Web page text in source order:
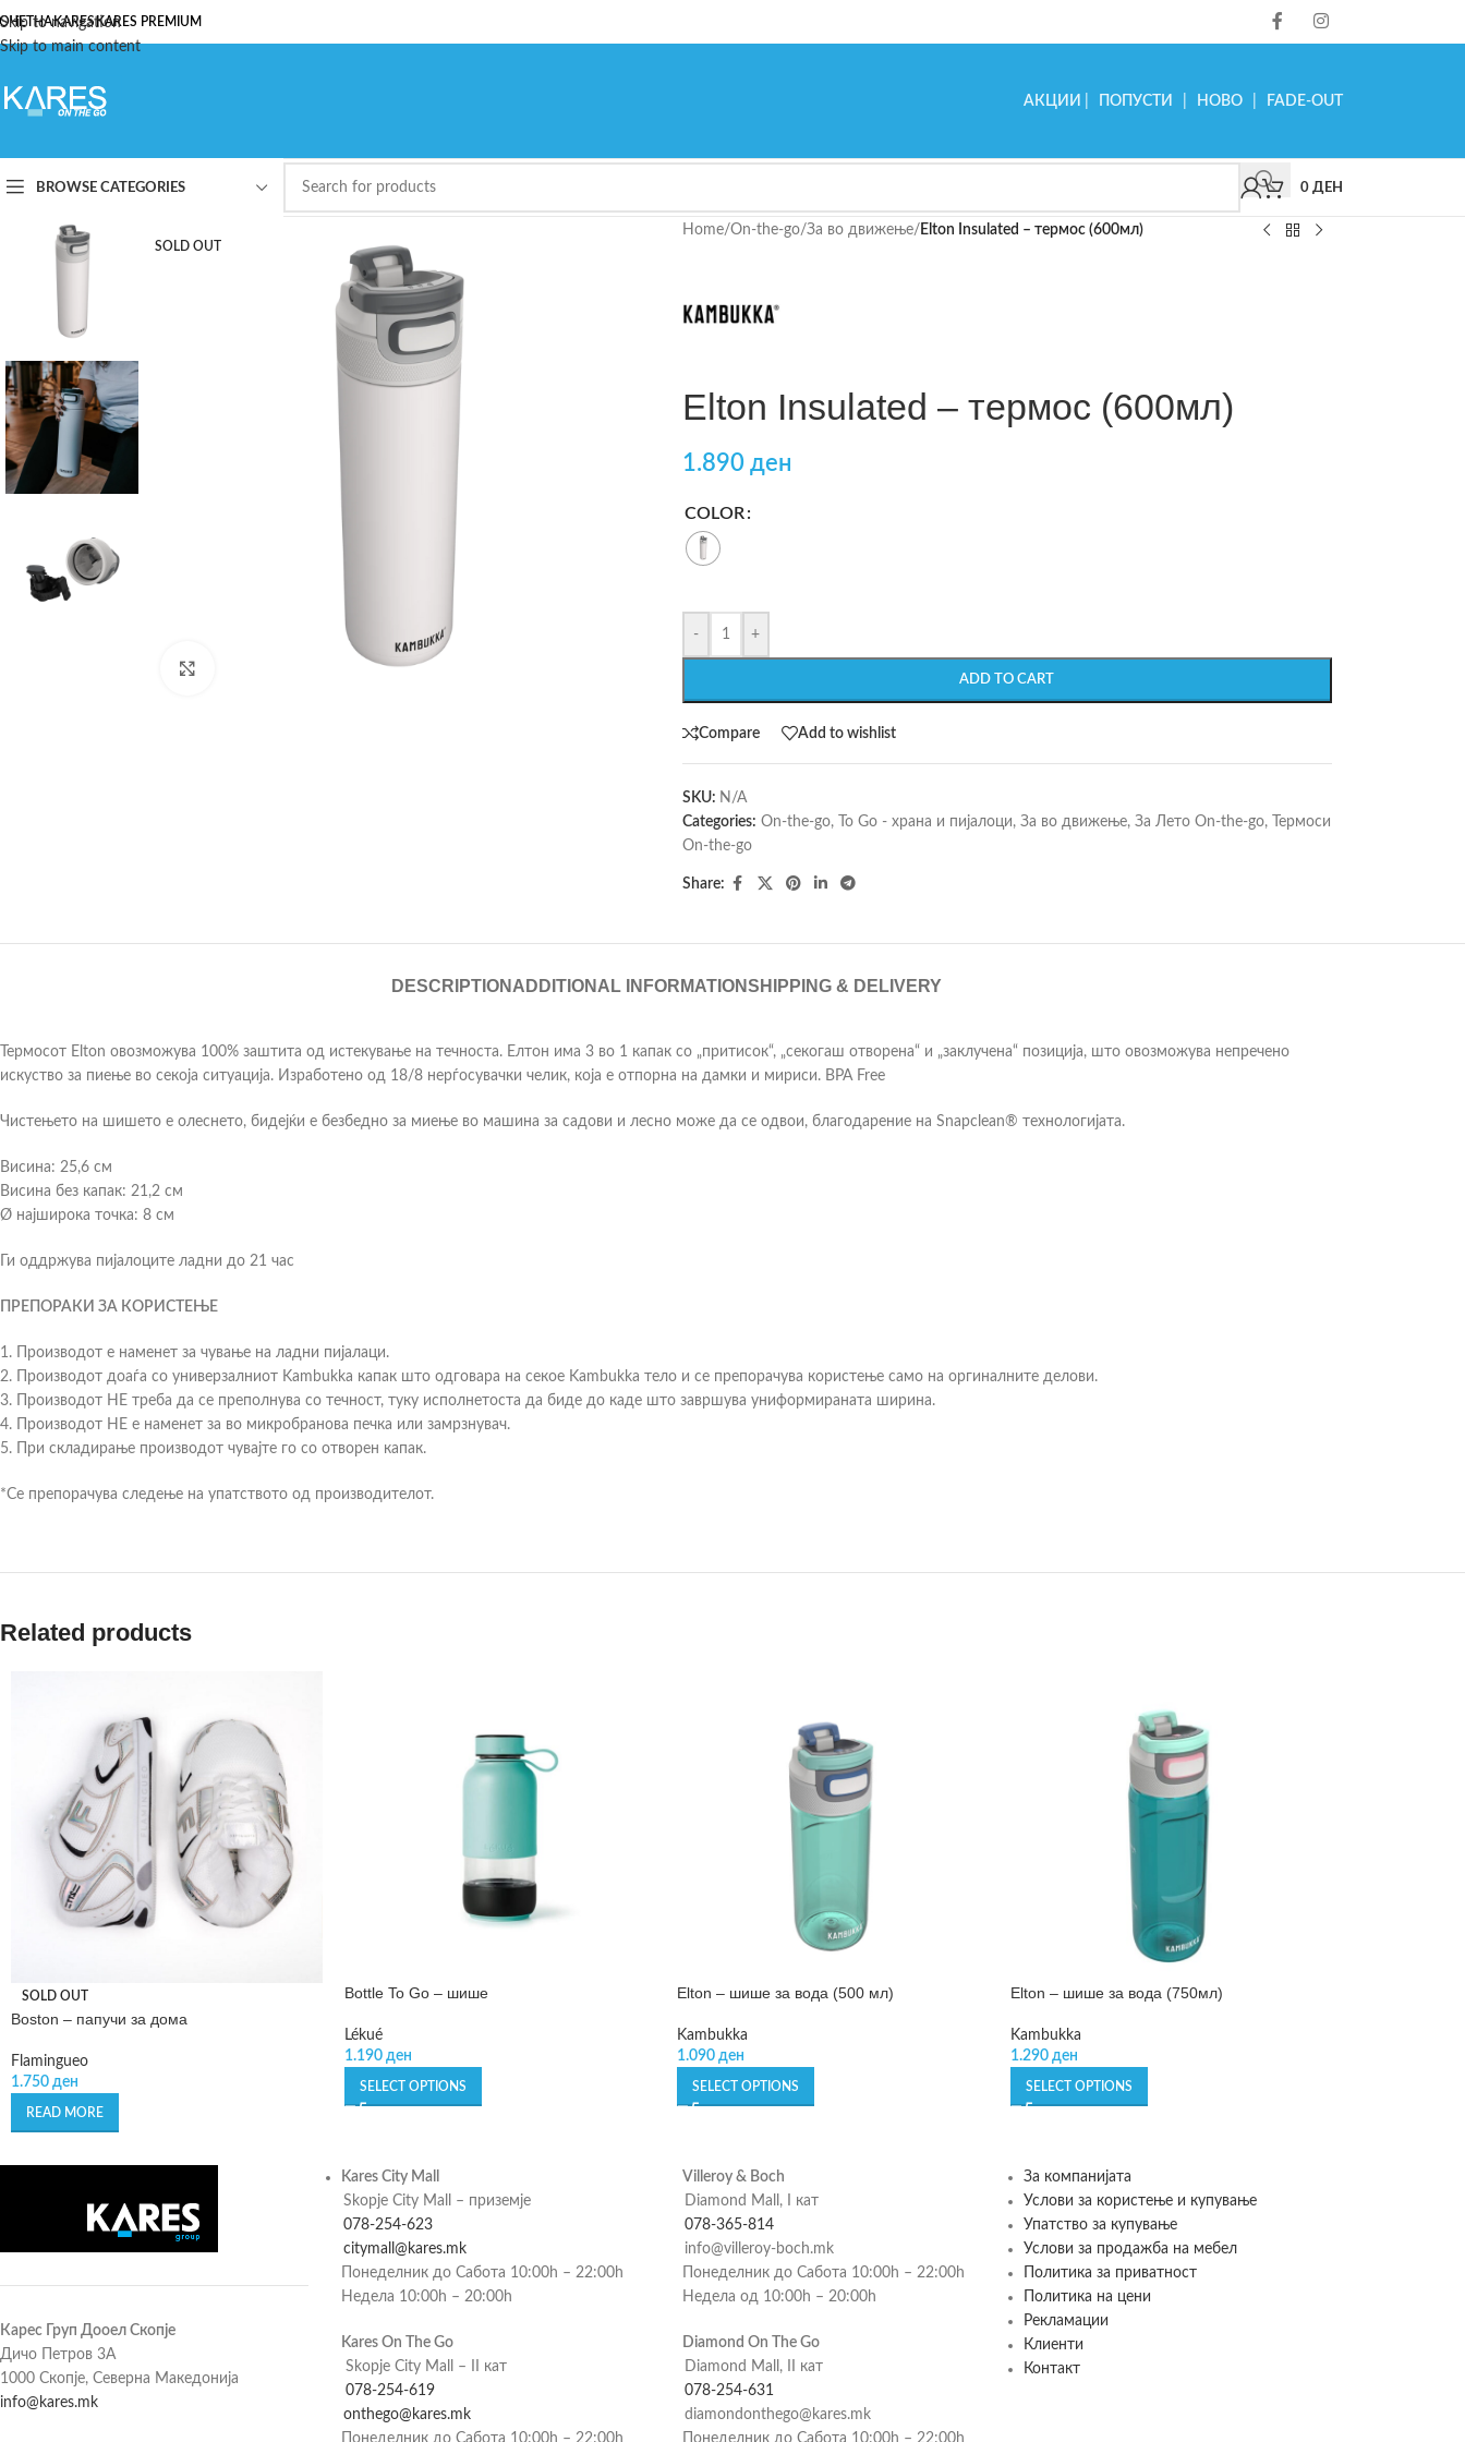
Skip to navigation
Skip to main content
KARESKARES PREMIUM
АКЦИИ ПОПУСТИ НОВО FADE-OUT
BROWSE CATEGORIES 0 ДЕН
SOLD OUT
Home/On-the-go/За во движење/ Elton Insulated – термос (600мл)
Elton Insulated – термос (600мл)
1.890 ден
COLOR
- +
ADD TO CART
Compare Add to wishlist
SKU: N/A
Categories: On-the-go, To Go - храна и пијалоци, За во движење, За Лето On-the-go,
Термоси
On-the-go
Share:
DESCRIPTION ADDITIONAL INFORMATIONSHIPPING & DELIVERY
Термосот Elton овозможува 100% заштита од истекување на течноста. Елтон има 3 во 1 капак со „притисок“, „секогаш отворена“ и „заклучена“ позиција, што овозможува непречено
искуство за пиење во секоја ситуација. Изработено од 18/8 нерѓосувачки челик, која е отпорна на дамки и мириси. BPA Free
Чистењето на шишето е олеснето, бидејќи е безбедно за миење во машина за садови и лесно може да се одвои, благодарение на Snapclean® технологијата.
Висина: 25,6 см
Висина без капак: 21,2 см
Ø најширока точка: 8 см
Ги оддржува пијалоците ладни до 21 час
ПРЕПОРАКИ ЗА КОРИСТЕЊЕ
1. Производот е наменет за чување на ладни пијалаци.
2. Производот доаѓа со универзалниот Kambukka капак што одговара на секое Kambukka тело и се препорачува користење само на оргиналните делови.
3. Производот НЕ треба да се преполнува со течност, туку исполнетоста да биде до каде што завршува униформираната ширина.
4. Производот НЕ е наменет за во микробранова печка или замрзнувач.
5. При складирање производот чувајте го со отворен капак.
*Се препорачува следење на упатството од производителот.
Related products
SOLD OUT
Boston – папучи за дома
Flamingueo
1.750 ден
READ MORE
Bottle To Go – шише
Lékué
1.190 ден
SELECT OPTIONS
Elton – шише за вода (500 мл)
Kambukka
1.090 ден
SELECT OPTIONS
Elton – шише за вода (750мл)
Kambukka
1.290 ден
SELECT OPTIONS
Карес Груп Дооел Скопје
Дичо Петров 3А
1000 Скопје, Северна Македонија
info@kares.mk
Kares City Mall
Skopje City Mall – приземје
078-254-623
citymall@kares.mk
Понеделник до Сабота 10:00h – 22:00h
Недела 10:00h – 20:00h
Kares On The Go
Skopje City Mall – II кат
078-254-619
onthego@kares.mk
Понеделник до Сабота 10:00h – 22:00h
Villeroy & Boch
Diamond Mall, I кат
078-365-814
info@villeroy-boch.mk
Понеделник до Сабота 10:00h – 22:00h
Недела од 10:00h – 20:00h
Diamond On The Go
Diamond Mall, II кат
078-254-631
diamondonthego@kares.mk
Понеделник до Сабота 10:00h – 22:00h
За компанијата
Услови за користење и купување
Упатство за купување
Услови за продажба на мебел
Политика за приватност
Политика на цени
Рекламации
Клиенти
Контакт